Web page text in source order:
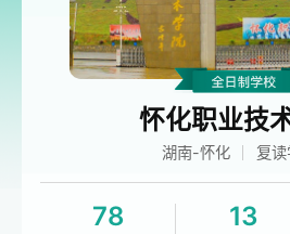
怀化职业技
湖南-怀化 复
78 13